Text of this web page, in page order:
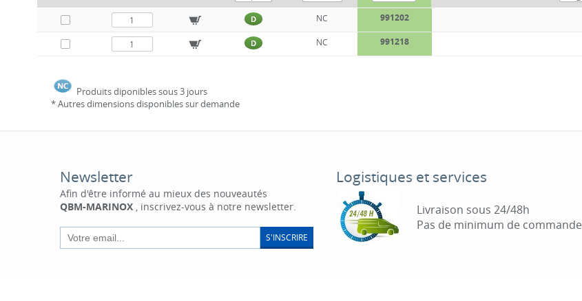
D NC 991202
D NC 991218
Produits diponibles sous 3 jours
* Autres dimensions disponibles sur demande
Newsletter
Afin d'être informé au mieux des nouveautés
QBM-MARINOX, inscrivez-vous à notre newsletter.
S'INSCRIRE
Logistiques et services
Livraison sous 24/48h
Pas de minimum de commande